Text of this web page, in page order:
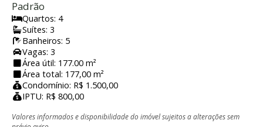
Padrão
Quartos: 4
Suítes: 3
Banheiros: 5
Vagas: 3
Área útil: 177.00 m²
Área total: 177,00 m²
Condomínio: R$ 1.500,00
IPTU: R$ 800,00
Valores informados e disponibilidade do imóvel sujeitos a alterações sem